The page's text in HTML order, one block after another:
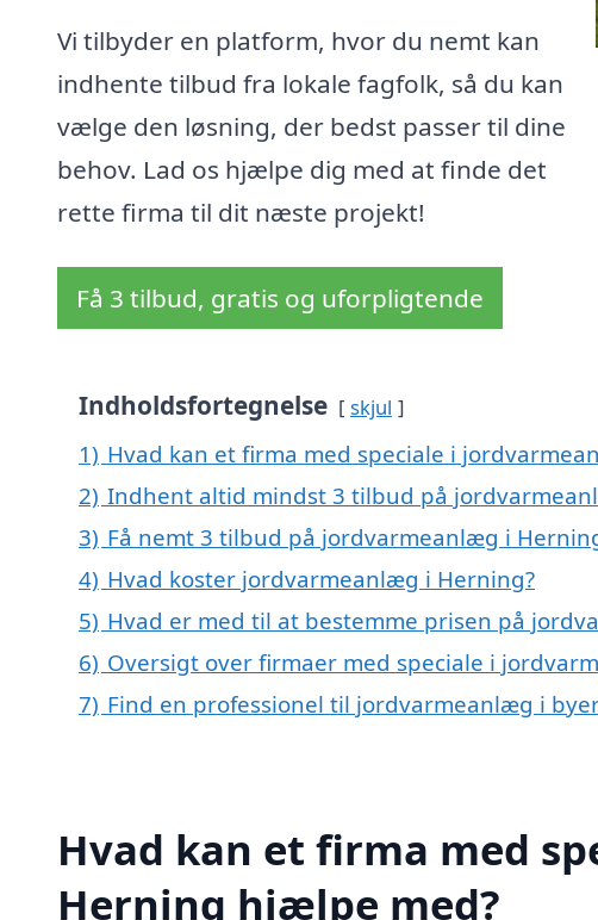
Vi tilbyder en platform, hvor du nemt kan
indhente tilbud fra lokale fagfolk, så du kan
vælge den løsning, der bedst passer til dine
behov. Lad os hjælpe dig med at finde det
rette firma til dit næste projekt!
Få 3 tilbud, gratis og uforpligtende
Indholdsfortegnelse skjul
1) Hvad kan et firma med speciale i
2) Indhent altid mindst 3 tilbud på
3) Få nemt 3 tilbud på jordvarmeanlæg i
4) Hvad koster jordvarmeanlæg i Herning?
5) Hvad er med til at bestemme prisen på
6) Oversigt over firmaer med speciale i
7) Find en professionel til jordvarmeanlæg i
Hvad kan et firma med
Herning hjælpe med?